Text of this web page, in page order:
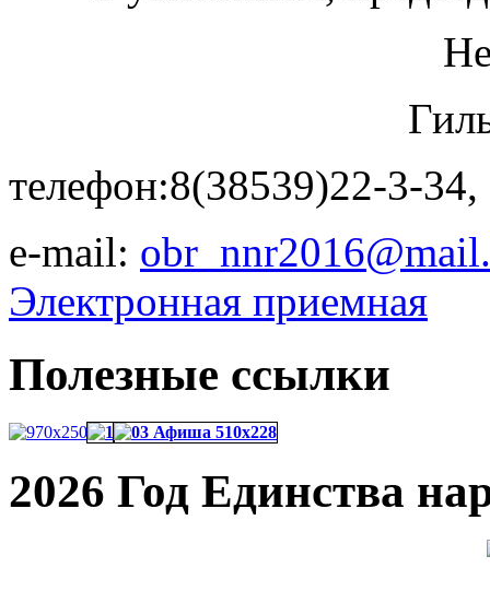
телефон:8(38539)22-3-
e-mail:
Электронная приемная
Полезные ссылки
2026 Год Единства